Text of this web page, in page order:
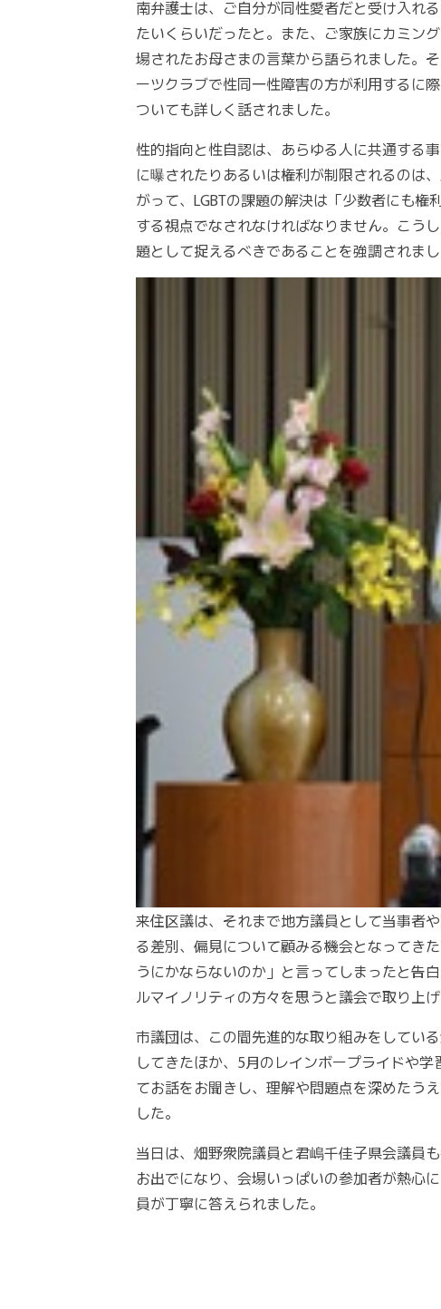
南弁護士は、ご自分が同性愛者だと受け入れ
たいくらいだったと。また、ご家族にカミン
場されたお母さまの言葉から語られました。
ーツクラブで性同一性障害の方が利用するに
ついても詳しく話されました。
性的指向と性自認は、あらゆる人に共通する
に曝されたりあるいは権利が制限されるのは
がって、LGBTの課題の解決は「少数者にも
する視点でなされなければなりません。こう
題として捉えるべきであることを強調されまし
来住区議は、それまで地方議員として当事者
る差別、偏見について顧みる機会となってき
うにかならないのか」と言ってしまったと告
ルマイノリティの方々を思うと議会で取り上
市議団は、この間先進的な取り組みをしてい
してきたほか、5月のレインボープライドや
てお話をお聞きし、理解や問題点を深めたう
した。
当日は、畑野衆院議員と君嶋千佳子県会議員
お出でになり、会場いっぱいの参加者が熱心
員が丁寧に答えられました。